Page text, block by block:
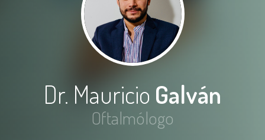
Dr. Mauricio Galván
Oftalmólogo